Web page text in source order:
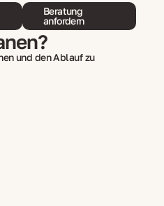
Beratung
anfordern
und den Ablauf zu